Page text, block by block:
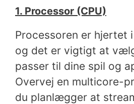
1. Processor (CPU)
Processoren er hjertet
og det er vigtigt at
passer til dine spil og
Overvej en multicore-
du planlægger at